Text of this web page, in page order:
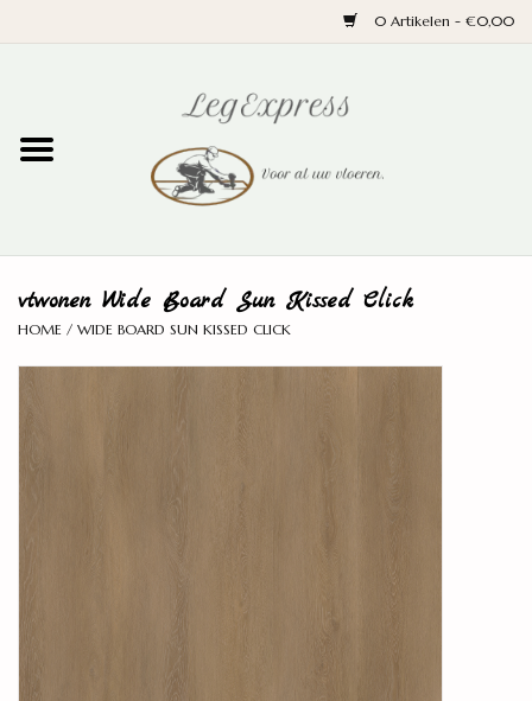
0 Artikelen - €0,00
Parket
Ondervloeren
Plinten
vtwonen Wide Board Sun Kissed Click
HOME / WIDE BOARD SUN KISSED CLICK